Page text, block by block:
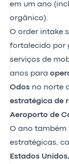
em um ano
orgânico).
O order intake
fortalecido por
serviços de
anos para
Odos no norte
estratégica de
Aeroporto de
O ano também
estratégicas,
Estados Unidos,